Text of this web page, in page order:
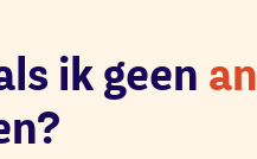
ik geen